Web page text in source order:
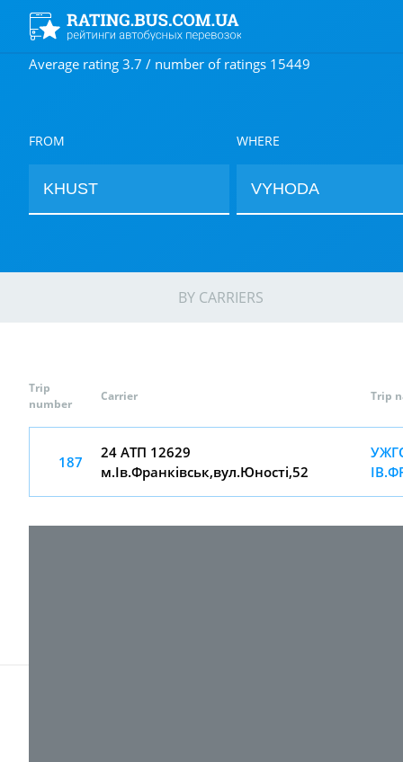
Average rating 3.7 / number of ratings 15449
FROM WHERE
BY CARRIERS
Trip
number
Carrier Trip
187
24 АТП 12629
м.Ів.Франківськ,вул.Юності,52